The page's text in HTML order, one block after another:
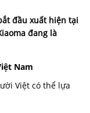
đầu xuất hiện tại
đang là
Nam
Việt có thể lựa